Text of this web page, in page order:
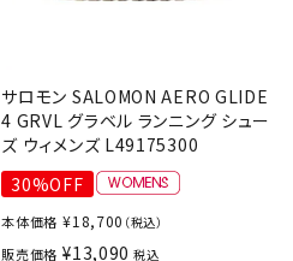
サロモン SALOMON AERO GLIDE
4 GRVL グラベル ランニング シュー
ズ ウィメンズ L49175300
30%OFF
本体価格 ¥18,700 （税込）
販売価格 ¥13,090 税込